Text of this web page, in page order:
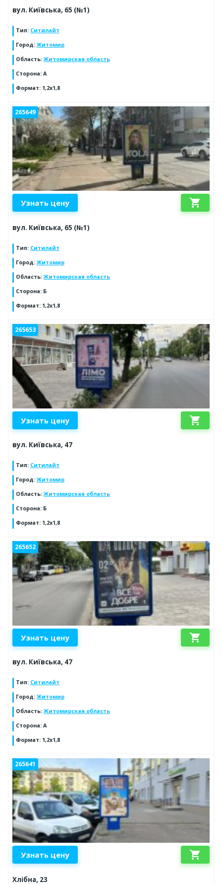
вул. Київська, 65 (№1)
Тип: Ситилайт
Город: Житомир
Область: Житомирская область
Сторона: А
Формат: 1,2х1,8
265649
Узнать цену shopping_cart
вул. Київська, 65 (№1)
Тип: Ситилайт
Город: Житомир
Область: Житомирская область
Сторона: Б
Формат: 1,2х1,8
265653
Узнать цену shopping_cart
вул. Київська, 47
Тип: Ситилайт
Город: Житомир
Область: Житомирская область
Сторона: Б
Формат: 1,2х1,8
265652
Узнать цену shopping_cart
вул. Київська, 47
Тип: Ситилайт
Город: Житомир
Область: Житомирская область
Сторона: А
Формат: 1,2х1,8
265641
Узнать цену shopping_cart
Хлібна, 23